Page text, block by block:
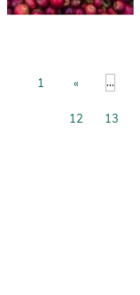
1 « ...
12 13